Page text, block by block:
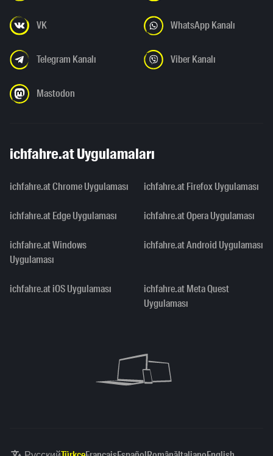
VK WhatsApp Kanalı
Telegram Kanalı Viber Kanalı
Mastodon
ichfahre.at Uygulamaları
ichfahre.at Chrome Uygulaması ichfahre.at Firefox Uygulaması
ichfahre.at Edge Uygulaması ichfahre.at Opera Uygulaması
ichfahre.at Windows
Uygulaması
ichfahre.at Android Uygulaması
ichfahre.at iOS Uygulaması
ichfahre.at Meta Quest
Uygulaması